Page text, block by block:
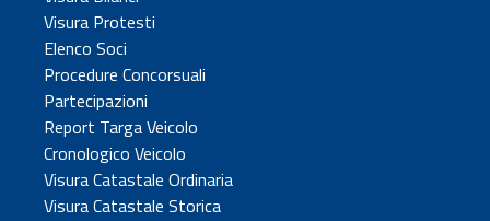
Visura Protesti
Elenco Soci
Procedure Concorsuali
Partecipazioni
Report Targa Veicolo
Cronologico Veicolo
Visura Catastale Ordinaria
Visura Catastale Storica